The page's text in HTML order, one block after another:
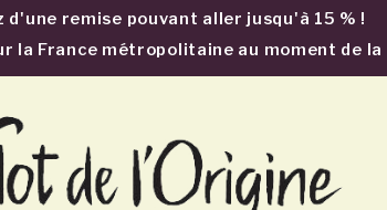
d'une remise pouvant aller jusqu'à 15 % !
France métropolitaine au moment de